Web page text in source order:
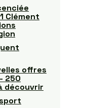
Clément
offres
250
découvrir